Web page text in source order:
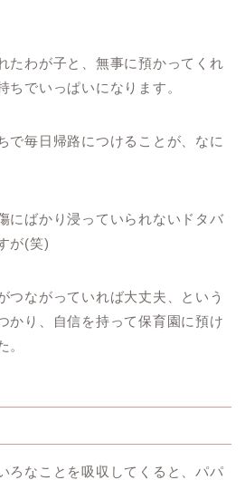
たわが子と、無事に預かってくれ
ちでいっぱいになります。
で毎日帰路につけることが、なに
にばかり浸っていられないドタバ
が(笑)
つながっていれば大丈夫、という
かり、自信を持って保育園に預け
。
ろなことを吸収してくると、パパ